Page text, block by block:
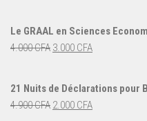
initial
était :
actuel
Le GRAAL en Sciences
4.000CFA Le
4.000 CFA.
3.000 CFALe
3.000 CFA.
21 Nuits de Déclarations pour
4.900CFA Le
2.000 CFALe